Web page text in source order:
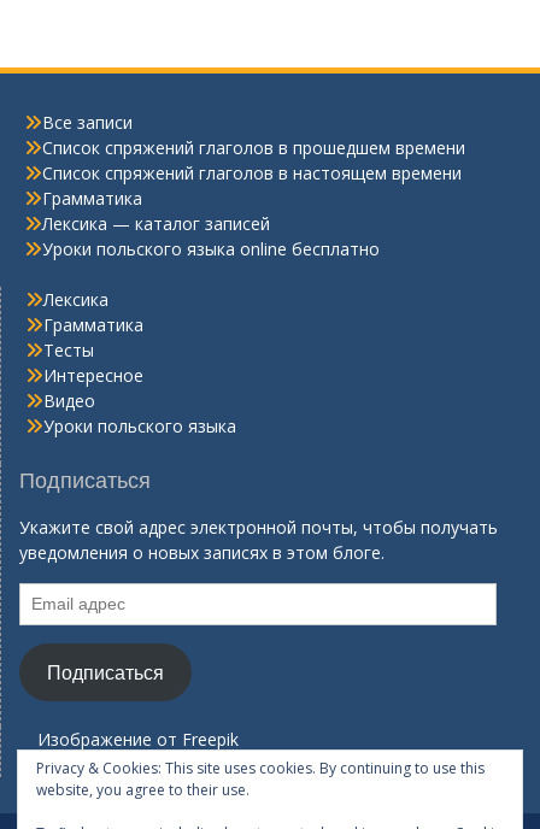
Privacy & Cookies: This site uses cookies. By continuing to use this
website, you agree to their use.
Все записи
Список спряжений глаголов в прошедшем времени
Список спряжений глаголов в настоящем времени
Грамматика
Лексика — каталог записей
Уроки польского языка online бесплатно
Лексика
Грамматика
Тесты
Интересное
Видео
Уроки польского языка
Подписаться
Укажите свой адрес электронной почты, чтобы получать
уведомления о новых записях в этом блоге.
Email
адрес
Подписаться
Изображение от Freepik